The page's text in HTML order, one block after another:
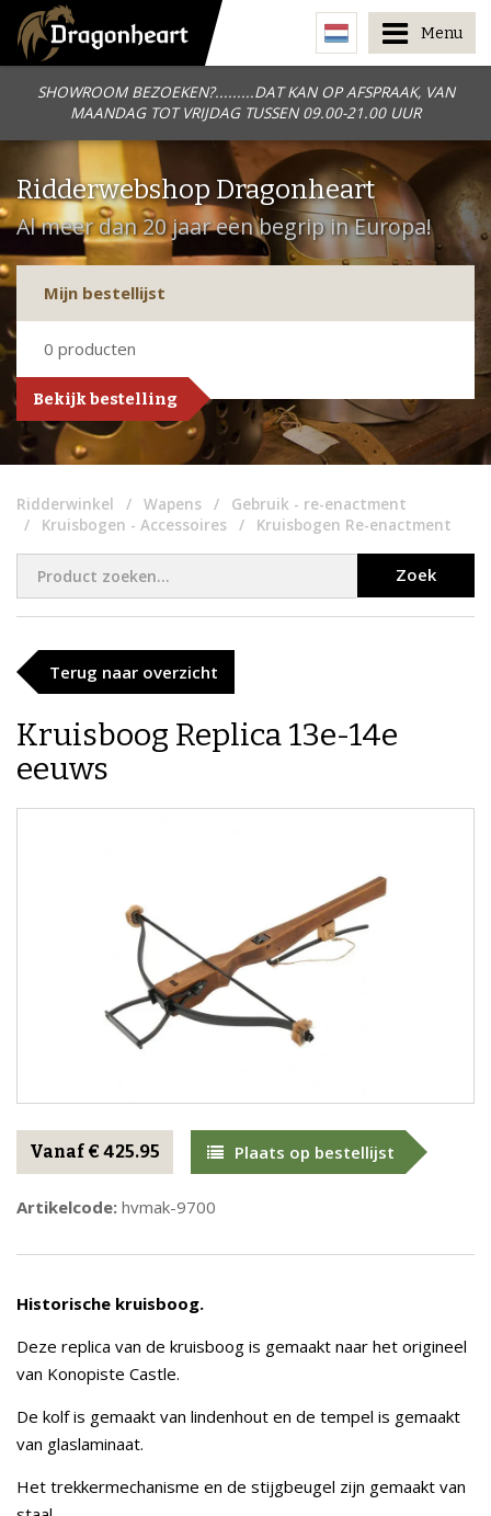
SHOWROOM BEZOEKEN?.........DAT KAN OP AFSPRAAK, VAN
MAANDAG TOT VRIJDAG TUSSEN 09.00-21.00 UUR
Menu
Ridderwebshop Dragonheart
Al meer dan 20 jaar een begrip in Europa!
Mijn bestellijst
0 producten
Bekijk bestelling
Ridderwinkel Wapens
Gebruik - re-enactment
Kruisbogen - Accessoires
Kruisbogen Re-enactment
Zoek
Terug naar overzicht
Kruisboog Replica 13e-14e
eeuws
Vanaf € 425.95 Plaats op bestellijst
Artikelcode: hvmak-9700
Historische kruisboog.
Deze replica van de kruisboog is gemaakt naar het origineel
van Konopiste Castle.
De kolf is gemaakt van lindenhout en de tempel is gemaakt
van glaslaminaat.
Het trekkermechanisme en de stijgbeugel zijn gemaakt van